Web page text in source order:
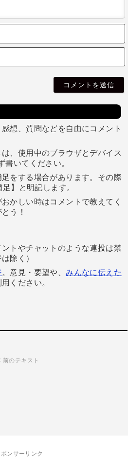
想、質問などを自由にコメント
、使用中のブラウザとデバイス
書いてください。
をする場合があります。その際
】と明記します。
かしい時はコメントで教えてく
う！
トやチャットのような連投は禁
除く）
。意見・要望や、みんなに伝えた
ください。
前のテキスト
ンサーリンク